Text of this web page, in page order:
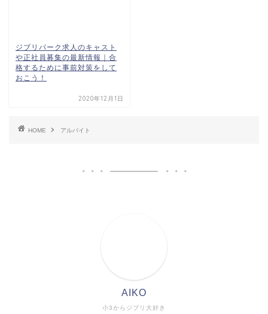
ジブリパーク求人のキャスト
や正社員募集の最新情報｜合
格するために事前対策をして
おこう！
2020年12月1日
HOME アルバイト
小3からジブリ大好き
AIKO